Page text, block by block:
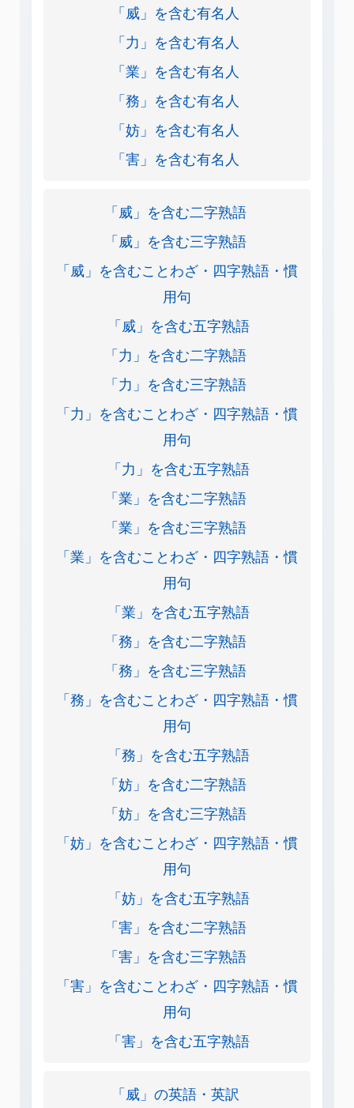
「威」を含む有名人
「力」を含む有名人
「業」を含む有名人
「務」を含む有名人
「妨」を含む有名人
「害」を含む有名人
「威」を含む二字熟語
「威」を含む三字熟語
「威」を含むことわざ・四字熟語・慣
用句
「威」を含む五字熟語
「力」を含む二字熟語
「力」を含む三字熟語
「力」を含むことわざ・四字熟語・慣
用句
「力」を含む五字熟語
「業」を含む二字熟語
「業」を含む三字熟語
「業」を含むことわざ・四字熟語・慣
用句
「業」を含む五字熟語
「務」を含む二字熟語
「務」を含む三字熟語
「務」を含むことわざ・四字熟語・慣
用句
「務」を含む五字熟語
「妨」を含む二字熟語
「妨」を含む三字熟語
「妨」を含むことわざ・四字熟語・慣
用句
「妨」を含む五字熟語
「害」を含む二字熟語
「害」を含む三字熟語
「害」を含むことわざ・四字熟語・慣
用句
「害」を含む五字熟語
「威」の英語・英訳